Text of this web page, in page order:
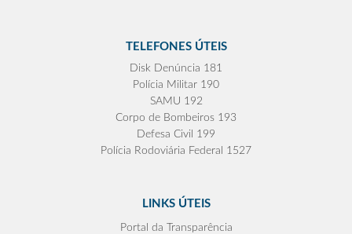
TELEFONES ÚTEIS
Disk Denúncia 181
Polícia Militar 190
SAMU 192
Corpo de Bombeiros 193
Defesa Civil 199
Polícia Rodoviária Federal 1527
LINKS ÚTEIS
Portal da Transparência